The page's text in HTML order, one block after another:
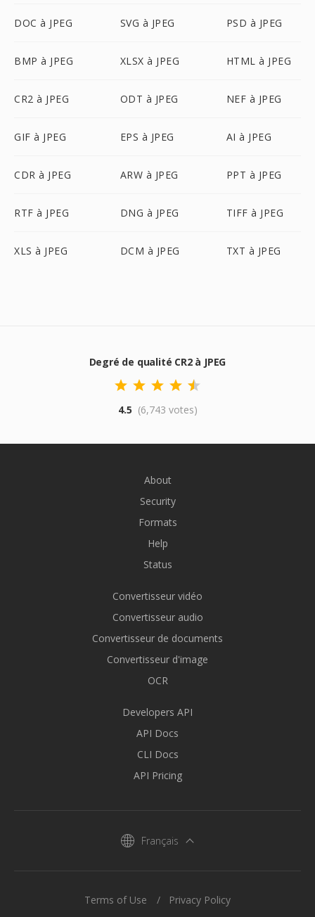
DOC à JPEG SVG à JPEG PSD à JPEG
BMP à JPEG XLSX à JPEG HTML à JPEG
CR2 à JPEG ODT à JPEG NEF à JPEG
GIF à JPEG EPS à JPEG AI à JPEG
CDR à JPEG ARW à JPEG PPT à JPEG
RTF à JPEG DNG à JPEG TIFF à JPEG
XLS à JPEG DCM à JPEG TXT à JPEG
Degré de qualité CR2 à JPEG
4.5 (6,743 votes)
About
Security
Formats
Help
Status
Convertisseur vidéo
Convertisseur audio
Convertisseur de documents
Convertisseur d'image
OCR
Developers API
API Docs
CLI Docs
API Pricing
Français
Terms of Use Privacy Policy